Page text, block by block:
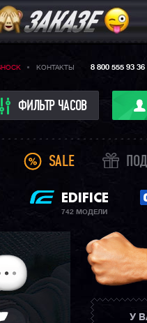
КОНТАКТЫ 8 800 555 93 36
ФИЛЬТР ЧАСОВ
SALE
EDIFICE
742 МОДЕЛИ
У